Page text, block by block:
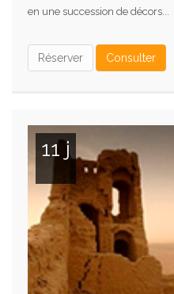
en une succession de décors...
Réserver Consulter
11 j